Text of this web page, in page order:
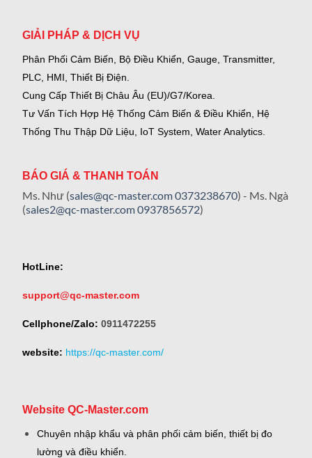
GIẢI PHÁP & DỊCH VỤ
Phân Phối Cảm Biến, Bộ Điều Khiển, Gauge, Transmitter,
PLC, HMI, Thiết Bị Điện.
Cung Cấp Thiết Bị Châu Âu (EU)/G7/Korea.
Tư Vấn Tích Hợp Hệ Thống Cảm Biến & Điều Khiển, Hệ
Thống Thu Thập Dữ Liệu, IoT System, Water Analytics.
BÁO GIÁ & THANH TOÁN
Ms. Như (sales@qc-master.com0373238670) - Ms. Ngà
(sales2@qc-master.com0937856572)
HotLine:
support@qc-master.com
Cellphone/Zalo: 0911472255
website: https://qc-master.com/
Website QC-Master.com
Chuyên nhập khẩu và phân phối cảm biến, thiết bị đo
lường và điều khiển.